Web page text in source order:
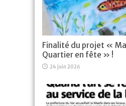
Finalité du projet «
Quartier en fête » !
24 juin 2026